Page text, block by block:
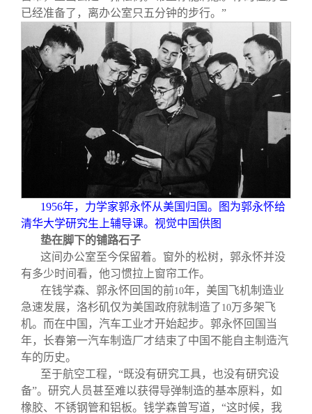
已经准备了，离办公室只五分钟的步行。”
1956年，力学家郭永怀从美国归国。图为郭永怀给
清华大学研究生上辅导课。视觉中国供图
垫在脚下的铺路石子
这间办公室至今保留着。窗外的松树，郭永怀并没
有多少时间看，他习惯拉上窗帘工作。
在钱学森、郭永怀回国的前10年，美国飞机制造业
急速发展，洛杉矶仅为美国政府就制造了 10万多架飞
机。而在中国，汽车工业才开始起步。郭永怀回国当
年，长春第一汽车制造厂才结束了中国不能自主制造汽
车的历史。
至于航空工程，“既没有研究工具，也没有研究设
备”。研究人员甚至难以获得导弹制造的基本原料，如
橡胶、不锈钢管和铝板。钱学森曾写道，“这时候，我